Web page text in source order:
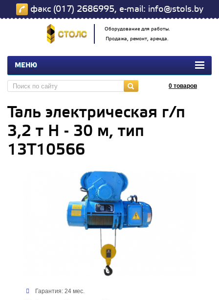
факс (017) 2686995, e-mail: info@stols.by
Оборудование для работы.
Продажа, ремонт, аренда.
МЕНЮ
0 товаров
Таль электрическая г/п
3,2 т Н - 30 м, тип
13Т10566
Гарантия: 24 мес.